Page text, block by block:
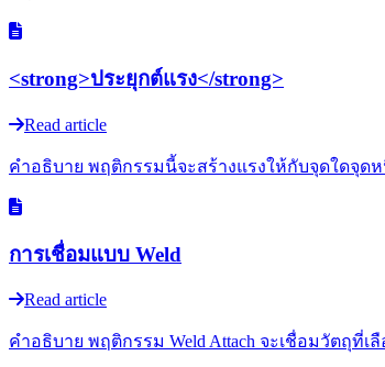
<strong>ประยุกต์แรง</strong>
Read article
คำอธิบาย พฤติกรรมนี้จะสร้างแรงให้กับจุดใดจุ
การเชื่อมแบบ Weld
Read article
คำอธิบาย พฤติกรรม Weld Attach จะเชื่อมวัตถุ